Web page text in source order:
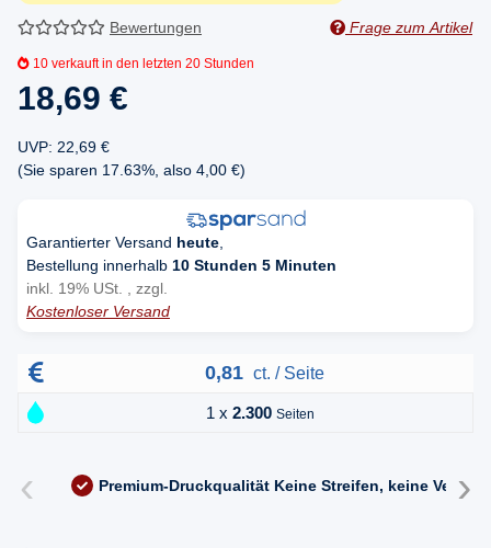
Bewertungen Frage zum Artikel
10 verkauft in den letzten 20 Stunden
18,69 €
UVP: 22,69 €
(Sie sparen 17.63% , also 4,00 €)
Garantierter Versand heute
Bestellung innerhalb 10 Stunden 5 Minuten
inkl. 19% USt. , zzgl.
Kostenloser Versand
0,81 ct. / Seite
1 x 2.300 Seiten
‹ Premium-Druckqualität Keine Streifen, keine ›